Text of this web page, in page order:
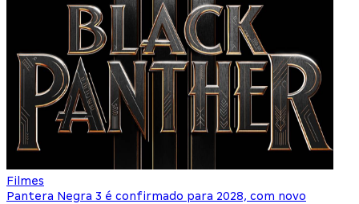
Filmes
Pantera Negra 3 é confirmado para 2028, com novo